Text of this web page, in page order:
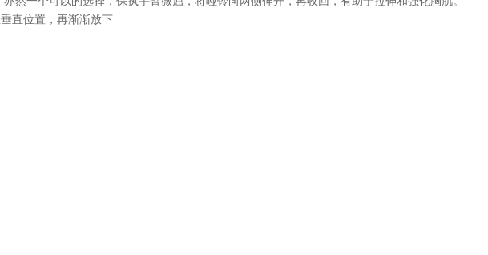
直位置，再渐渐放下